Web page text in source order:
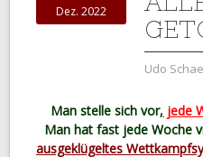
Dez. 2022
Udo
Man stelle sich vor, jede
Man hat fast jede Woche
ausgeklügeltes